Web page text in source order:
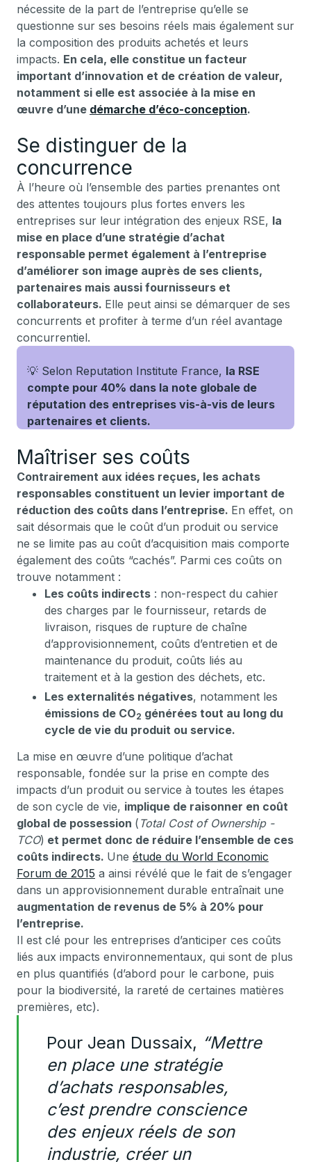
nécessite de la part de l’entreprise qu’elle se
questionne sur ses besoins réels mais également sur
la composition des produits achetés et leurs
impacts. En cela, elle constitue un facteur
important d’innovation et de création de valeur,
notamment si elle est associée à la mise en
œuvre d’une démarche d’éco-conception.
Se distinguer de la
concurrence
À l’heure où l’ensemble des parties prenantes ont
des attentes toujours plus fortes envers les
entreprises sur leur intégration des enjeux RSE, la
mise en place d’une stratégie d’achat
responsable permet également à l’entreprise
d’améliorer son image auprès de ses clients,
partenaires mais aussi fournisseurs et
collaborateurs. Elle peut ainsi se démarquer de ses
concurrents et profiter à terme d’un réel avantage
concurrentiel.
💡 Selon Reputation Institute France, la RSE
compte pour 40% dans la note globale de
réputation des entreprises vis-à-vis de leurs
partenaires et clients.
Maîtriser ses coûts
Contrairement aux idées reçues, les achats
responsables constituent un levier important de
réduction des coûts dans l’entreprise. En effet, on
sait désormais que le coût d’un produit ou service
ne se limite pas au coût d’acquisition mais comporte
également des coûts “cachés”. Parmi ces coûts on
trouve notamment :
Les coûts indirects : non-respect du cahier
des charges par le fournisseur, retards de
livraison, risques de rupture de chaîne
d’approvisionnement, coûts d’entretien et de
maintenance du produit, coûts liés au
traitement et à la gestion des déchets, etc.
Les externalités négatives, notamment les
émissions de CO2 générées tout au long du
cycle de vie du produit ou service.
La mise en œuvre d’une politique d’achat
responsable, fondée sur la prise en compte des
impacts d’un produit ou service à toutes les étapes
de son cycle de vie, implique de raisonner en coût
global de possession ( Total Cost of Ownership -
TCO) et permet donc de réduire l’ensemble de ces
coûts indirects. Une étude du World Economic
Forum de 2015 a ainsi révélé que le fait de s’engager
dans un approvisionnement durable entraînait une
augmentation de revenus de 5% à 20% pour
l’entreprise.
Il est clé pour les entreprises d’anticiper ces coûts
liés aux impacts environnementaux, qui sont de plus
en plus quantifiés (d’abord pour le carbone, puis
pour la biodiversité, la rareté de certaines matières
premières, etc).
Pour Jean Dussaix, “Mettre
en place une stratégie
d’achats responsables,
c’est prendre conscience
des enjeux réels de son
industrie, créer un